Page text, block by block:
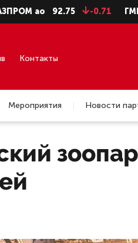
92.75 -0.71
Контакты
Мероприятия
Новости